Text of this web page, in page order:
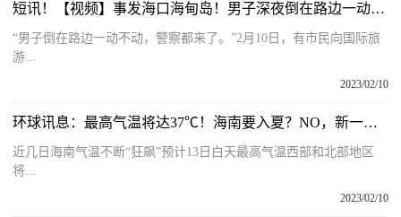
短讯！【视频】事发海口海甸岛！男子深夜倒在路边一动不动！民警赶到现场……
“男子倒在路边一动不动，警察都来了。”2月10日，有市民向国际旅
游...
2023/02/10
环球讯息：最高气温将达37℃！海南要入夏？NO，新一波冷空气已上路……
近几日海南气温不断“狂飙”预计13日白天最高气温西部和北部地区
将...
2023/02/10